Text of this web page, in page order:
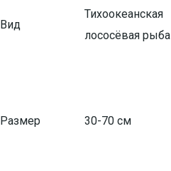
Вид
Тихоокеанская
лососёвая рыба
Размер 30-70 см